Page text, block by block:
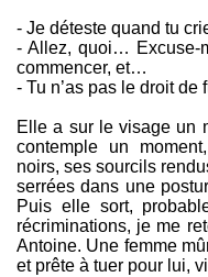
- Je déteste quand tu
- Allez, quoi…
commencer, et…
- Tu n’as pas le droit de
Elle a sur le visage un
contemple un
noirs, ses sourcils
serrées dans une
Puis elle sort,
récriminations, je me
Antoine. Une femme
et prête à tuer pour lui,